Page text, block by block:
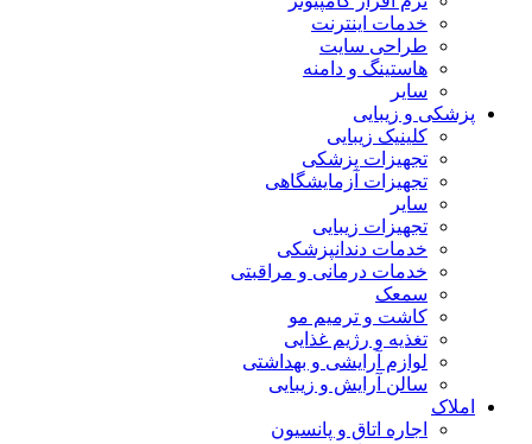
خدمات اینترنت
طراحی سایت
هاستینگ و دامنه
سایر
پزشکی و زیبایی
کلینیک زیبایی
تجهیزات پزشکی
تجهیزات آزمایشگاهی
سایر
تجهیزات زیبایی
خدمات دندانپزشکی
خدمات درمانی و مراقبتی
سمعک
کاشت و ترمیم مو
تغذیه و رژیم غذایی
لوازم آرایشی و بهداشتی
سالن آرایش و زیبایی
املاک
اجاره اتاق و پانسیون